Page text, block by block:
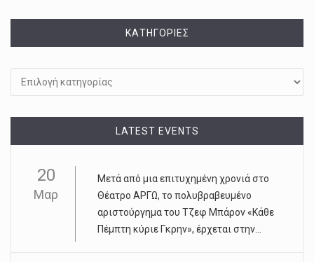
KΑΤΗΓΟΡΊΕΣ
LATEST EVENTS
20
Μαρ
Μετά από μια επιτυχημένη χρονιά στο
Θέατρο ΑΡΓΩ, το πολυβραβευμένο
αριστούργημα του Τζεφ Μπάρον «Κάθε
Πέμπτη κύριε Γκρην», έρχεται στην...